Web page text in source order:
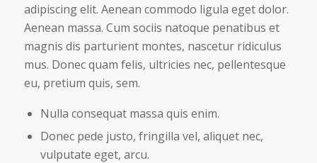
adipiscing elit. Aenean commodo ligula eget dolor.
Aenean massa. Cum sociis natoque penatibus et
magnis dis parturient montes, nascetur ridiculus
mus. Donec quam felis, ultricies nec, pellentesque
eu, pretium quis, sem.
Nulla consequat massa quis enim.
Donec pede justo, fringilla vel, aliquet nec,
vulputate eget, arcu.